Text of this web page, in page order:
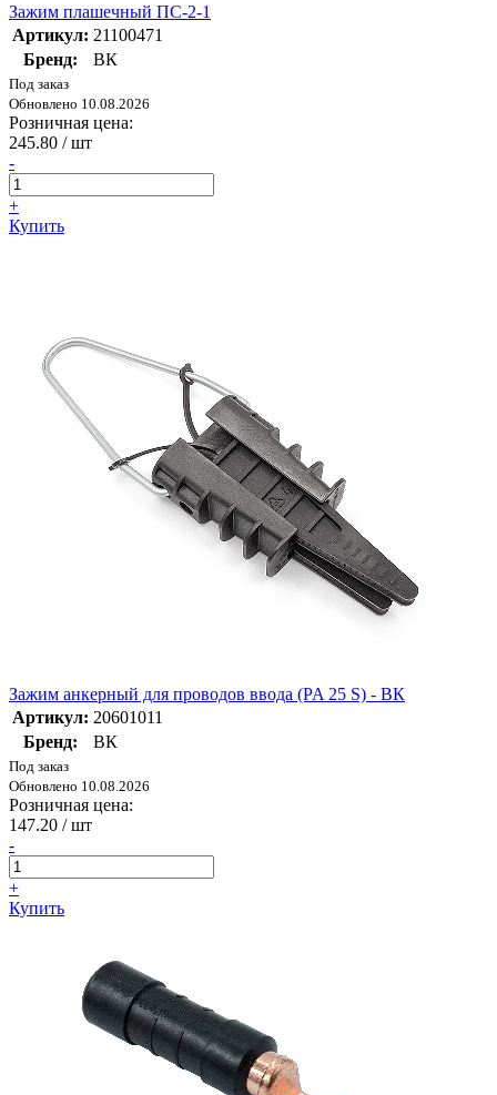
Зажим плашечный ПС-2-1
Артикул: 21100471
Бренд:
ВК
Под заказ
Обновлено 10.08.2026
Розничная цена:
245.80 / шт
-
+
Купить
Зажим анкерный для проводов ввода (PA 25 S) - ВК
Артикул: 20601011
Бренд:
ВК
Под заказ
Обновлено 10.08.2026
Розничная цена:
147.20 / шт
-
+
Купить